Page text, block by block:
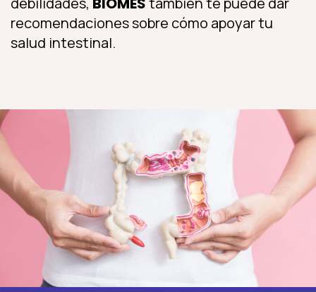
recomendaciones sobre cómo apoyar tu
salud intestinal.